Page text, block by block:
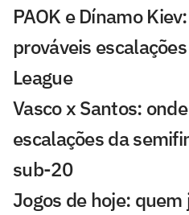
PAOK e Dínamo
prováveis
League
Vasco x Santos:
escalações da
sub-20
Jogos de hoje: